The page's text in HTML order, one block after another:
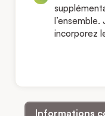
incorporez
Informations